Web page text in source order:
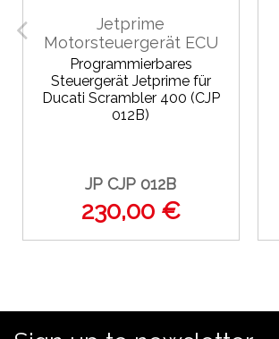
Jetprime
Motorsteuergerät ECU
Programmierbares
Steuergerät Jetprime für
Ducati Scrambler 400 (CJP
012B)
JP CJP 012B
230,00 €